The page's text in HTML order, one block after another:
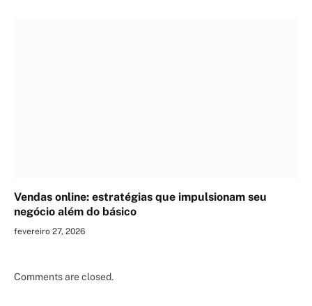
Vendas online: estratégias que impulsionam seu
negócio além do básico
fevereiro 27, 2026
Comments are closed.